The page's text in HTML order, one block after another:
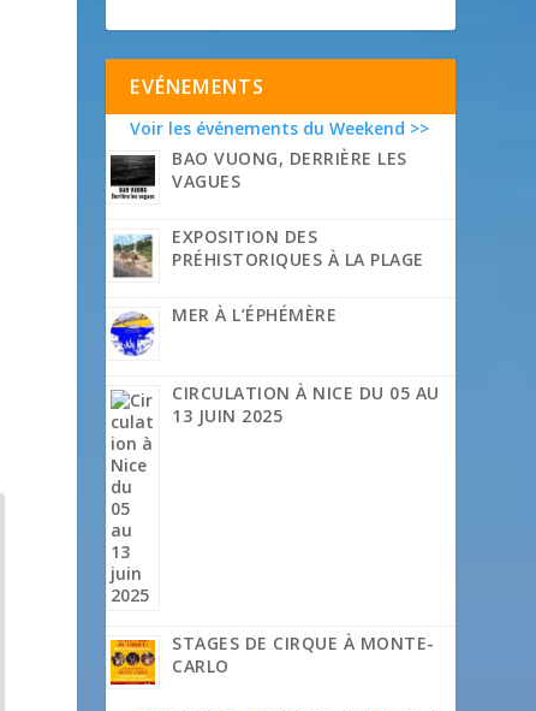
EVÉNEMENTS
Voir les événements du Weekend >>
BAO VUONG, DERRIÈRE LES
VAGUES
EXPOSITION DES
PRÉHISTORIQUES À LA PLAGE
MER À L’ÉPHÉMÈRE
CIRCULATION À NICE DU 05 AU
13 JUIN 2025
STAGES DE CIRQUE À MONTE-
CARLO